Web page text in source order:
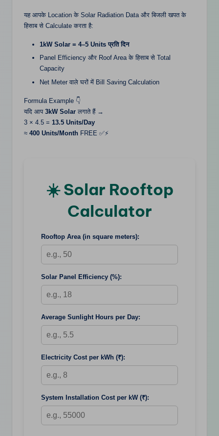
यह आपके Location के Solar Radiation Data और बिजली खपत के
हिसाब से Calculate करता है:
1kW Solar = 4–5 Units प्रति दिन
Panel Efficiency और Roof Area के हिसाब से Total
Capacity
Net Meter वाले घरों में Bill Saving Calculation
Formula Example 👇
यदि आप 3kW Solar लगाते हैं →
3 × 4.5 = 13.5 Units/Day
≈ 400 Units/Month FREE ✅⚡
☀️ Solar Rooftop
Calculator
Rooftop Area (in square meters):
Solar Panel Efficiency (%):
Average Sunlight Hours per Day:
Electricity Cost per kWh (₹):
System Installation Cost per kW (₹):